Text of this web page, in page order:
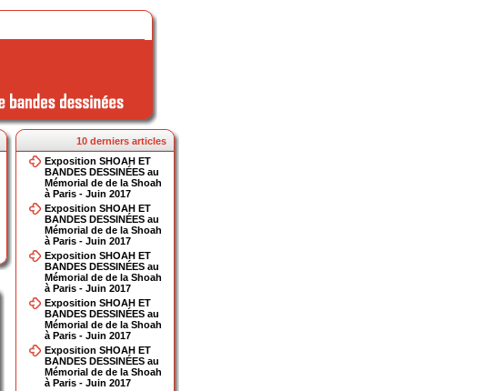
10 derniers articles
Exposition SHOAH ET
BANDES DESSINÉES au
Mémorial de de la Shoah
à Paris - Juin 2017
Exposition SHOAH ET
BANDES DESSINÉES au
Mémorial de de la Shoah
à Paris - Juin 2017
Exposition SHOAH ET
BANDES DESSINÉES au
Mémorial de de la Shoah
à Paris - Juin 2017
Exposition SHOAH ET
BANDES DESSINÉES au
Mémorial de de la Shoah
à Paris - Juin 2017
Exposition SHOAH ET
BANDES DESSINÉES au
Mémorial de de la Shoah
à Paris - Juin 2017